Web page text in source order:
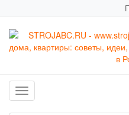
Toggle navigation